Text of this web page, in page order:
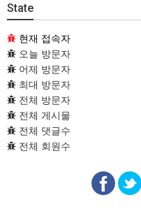
State
현재 접속자
오늘 방문자
어제 방문자
최대 방문자
전체 방문자
전체 게시물
전체 댓글수
전체 회원수